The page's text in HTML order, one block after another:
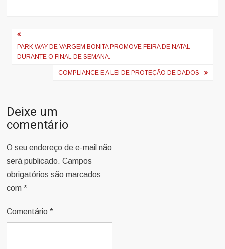
Navegação
de
PARK WAY DE VARGEM BONITA PROMOVE FEIRA DE NATAL
DURANTE O FINAL DE SEMANA.
COMPLIANCE E A LEI DE PROTEÇÃO DE DADOS
Deixe um
comentário
O seu endereço de e-mail não
será publicado. Campos
obrigatórios são marcados
com*
Comentário*